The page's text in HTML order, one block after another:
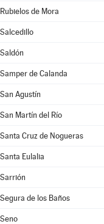
Rubielos de Mora
Salcedillo
Saldón
Samper de Calanda
San Agustín
San Martín del Río
Santa Cruz de Nogueras
Santa Eulalia
Sarrión
Segura de los Baños
Seno